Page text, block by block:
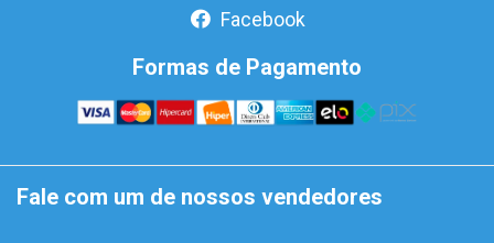
Facebook
Formas de Pagamento
Fale com um de nossos vendedores